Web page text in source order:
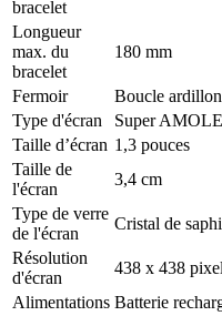
bracelet
Longueur
max. du
bracelet
180 mm
Fermoir
Boucle ardillon
Type d'écran
Super
Taille d’écran 1,3 pouces
Taille de
l'écran
3,4 cm
Type de verre
de l'écran
Cristal de
Résolution
d'écran
438 x 438
Alimentations Batterie